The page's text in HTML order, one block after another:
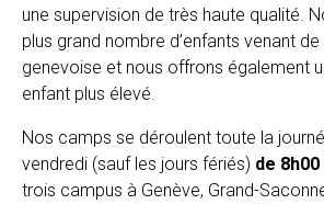
une supervision de très haute qualité.
plus grand nombre d’enfants venant
genevoise et nous offrons également
enfant plus élevé.
Nos camps se déroulent toute la
vendredi (sauf les jours fériés) de
trois campus à Genève, Grand-